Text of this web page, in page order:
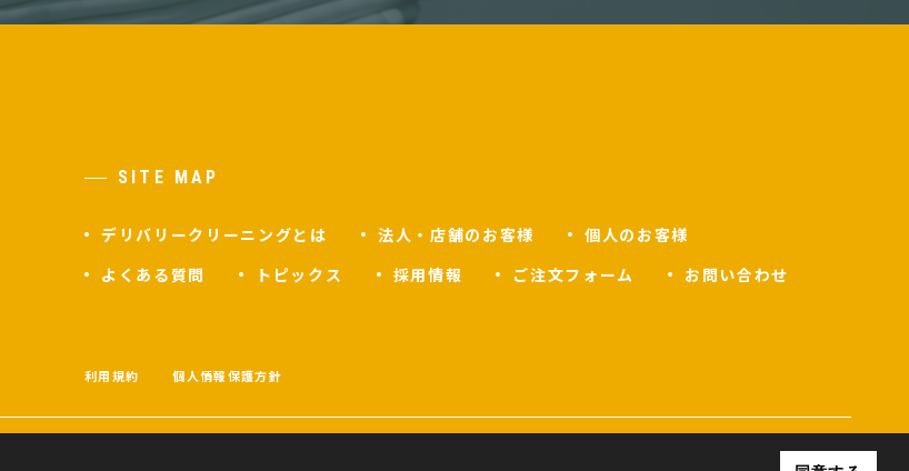
SITE MAP
デリバリークリーニングとは 法人・店舗のお客様
個人のお客様
よくある質問
トピックス 採用情報 ご注文フォーム お問い合わせ
利用規約 個人情報保護方針